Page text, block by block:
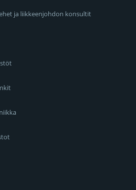
ja liikkeenjohdon konsultit